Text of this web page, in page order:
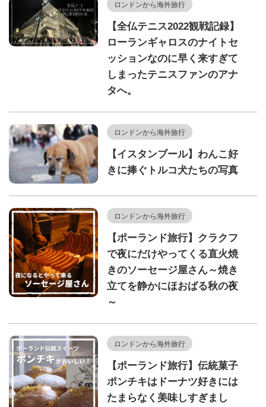
ロンドンから海外旅行
【全仏テニス2022観戦記録】
ローランギャロスのナイトセ
ッションなのに早く来すぎて
しまったテニスファンのアナ
タへ。
ロンドンから海外旅行
【イスタンブール】わんこ好
きに捧ぐトルコ犬たちの写真
ロンドンから海外旅行
【ポーランド旅行】クラクフ
で夜にだけやってくる直火焼
きのソーセージ屋さん～焼き
立てを静かにほおばる秋の夜
～
ロンドンから海外旅行
【ポーランド旅行】伝統菓子
ポンチキはドーナツ好きには
たまらなく美味しすぎまし